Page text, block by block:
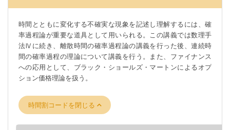
時間とともに変化する不確実な現象を記述し理解するには、確
率過程論が重要な道具として用いられる。この講義では数理手
法Ⅳに続き、離散時間の確率過程論の講義を行った後、連続時
間の確率過程の理論について講義を行う。また、ファイナンス
への応用として、ブラック・ショールズ・マートンによるオプ
ション価格理論を扱う。
時間割コードを閉じる